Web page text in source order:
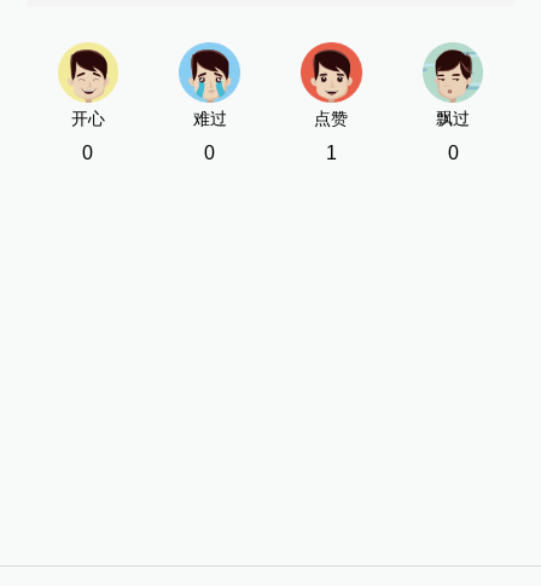
开心
0
难过
0
点赞
1
飘过
0